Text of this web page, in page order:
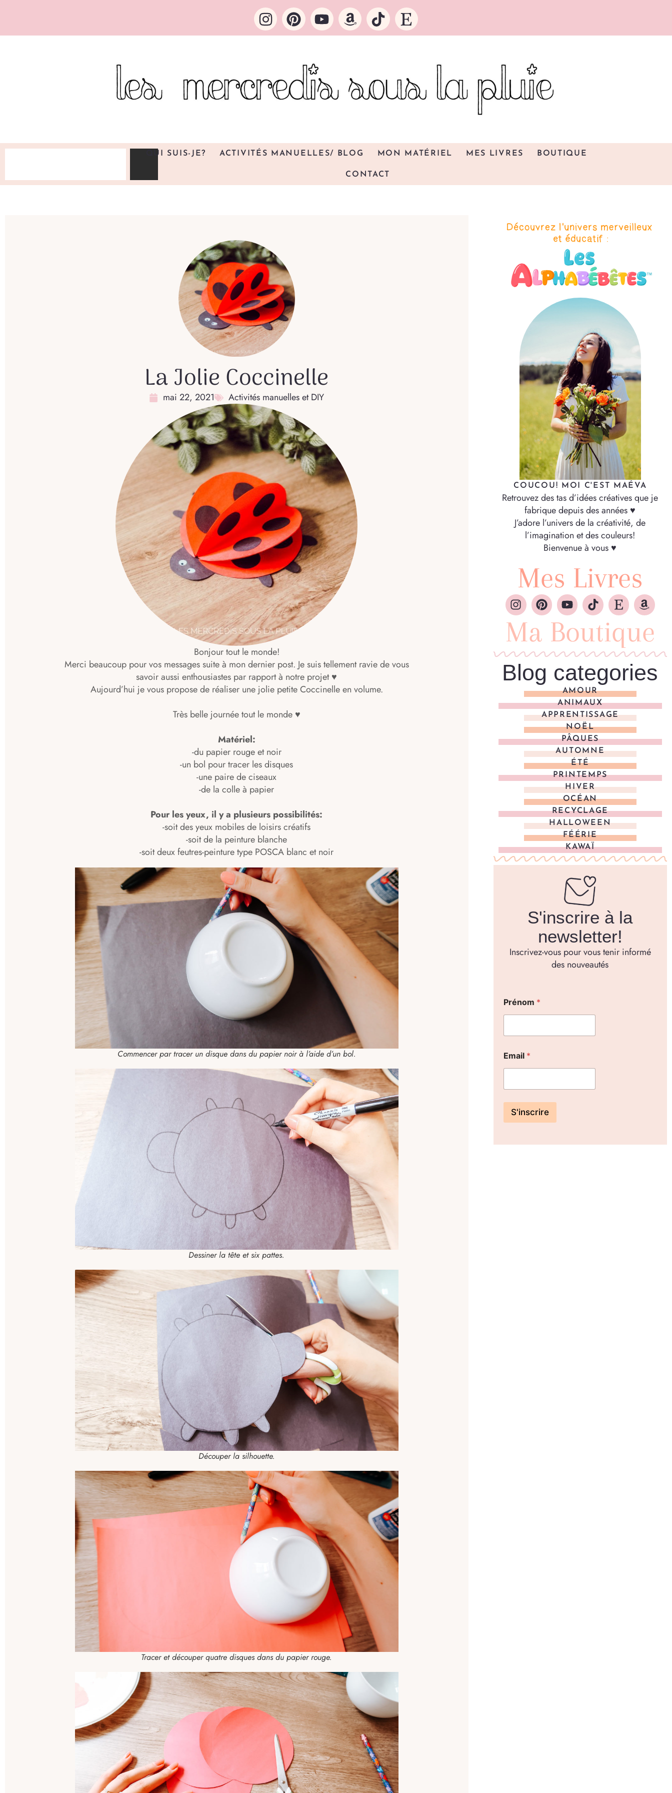
QUI SUIS-JE? ACTIVITÉS MANUELLES/ BLOG MON MATÉRIEL MES LIVRES BOUTIQUE
CONTACT
La Jolie Coccinelle
mai 22, 2021 Activités manuelles et DIY
Bonjour tout le monde!
Merci beaucoup pour vos messages suite à mon dernier post. Je suis tellement ravie de vous
savoir aussi enthousiastes par rapport à notre projet ♥
Aujourd’hui je vous propose de réaliser une jolie petite Coccinelle en volume.
Très belle journée tout le monde ♥
Matériel:
-du papier rouge et noir
-un bol pour tracer les disques
-une paire de ciseaux
-de la colle à papier
Pour les yeux, il y a plusieurs possibilités:
-soit des yeux mobiles de loisirs créatifs
-soit de la peinture blanche
-soit deux feutres-peinture type POSCA blanc et noir
Commencer par tracer un disque dans du papier noir à l’aide d’un bol.
Dessiner la tête et six pattes.
Découper la silhouette.
Tracer et découper quatre disques dans du papier rouge.
COUCOU! MOI C'EST MAÉVA
Retrouvez des tas d’idées créatives que je
fabrique depuis des années ♥
J’adore l’univers de la créativité, de
l’imagination et des couleurs!
Bienvenue à vous ♥
Mes Livres
Ma Boutique
Blog categories
AMOUR
ANIMAUX
APPRENTISSAGE
NOËL
PÂQUES
AUTOMNE
ÉTÉ
PRINTEMPS
HIVER
OCÉAN
RECYCLAGE
HALLOWEEN
FÉÉRIE
KAWAÏ
S'inscrire à la
newsletter!
Inscrivez-vous pour vous tenir informé
des nouveautés
Prénom *
Email *
S'inscrire